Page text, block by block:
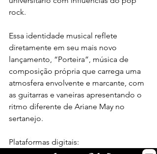
rock.
Essa identidade musical reflete
diretamente em seu mais novo
lançamento, “Porteira”, música de
composição própria que carrega uma
atmosfera envolvente e marcante, com
as guitarras e vaneiras apresentando o
ritmo diferente de Ariane May no
sertanejo.
Plataformas digitais: